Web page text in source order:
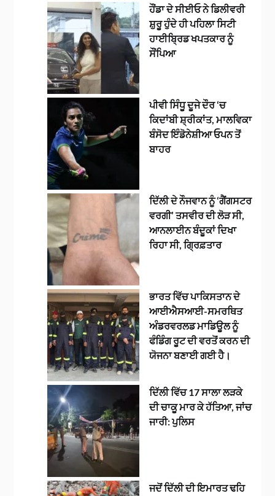
ਹੌਂਡਾ ਦੇ ਸੀਈਓ ਨੇ ਡਿਲੀਵਰੀ
ਸ਼ੁਰੂ ਹੁੰਦੇ ਹੀ ਪਹਿਲਾ ਸਿਟੀ
ਹਾਈਬ੍ਰਿਡ ਖਪਤਕਾਰ ਨੂੰ
ਸੌਂਪਿਆ
ਪੀਵੀ ਸਿੰਧੂ ਦੂਜੇ ਦੌਰ ‘ਚ
ਕਿਦਾਂਬੀ ਸ਼੍ਰੀਕਾਂਤ, ਮਾਲਵਿਕਾ
ਬੰਸੋਦ ਇੰਡੋਨੇਸ਼ੀਆ ਓਪਨ ਤੋਂ
ਬਾਹਰ
ਦਿੱਲੀ ਦੇ ਨੌਜਵਾਨ ਨੂੰ ‘ਗੈਂਗਸਟਰ
ਵਰਗੀ’ ਤਸਵੀਰ ਦੀ ਲੋੜ ਸੀ,
ਆਨਲਾਈਨ ਬੰਦੂਕਾਂ ਦਿਖਾ
ਰਿਹਾ ਸੀ, ਗ੍ਰਿਫ਼ਤਾਰ
ਭਾਰਤ ਵਿੱਚ ਪਾਕਿਸਤਾਨ ਦੇ
ਆਈਐਸਆਈ-ਸਮਰਥਿਤ
ਅੰਡਰਵਰਲਡ ਮਾਡਿਊਲ ਨੂੰ
ਫੰਡਿੰਗ ਰੂਟ ਦੀ ਵਰਤੋਂ ਕਰਨ ਦੀ
ਯੋਜਨਾ ਬਣਾਈ ਗਈ ਹੈ।
ਦਿੱਲੀ ਵਿੱਚ 17 ਸਾਲਾ ਲੜਕੇ
ਦੀ ਚਾਕੂ ਮਾਰ ਕੇ ਹੱਤਿਆ, ਜਾਂਚ
ਜਾਰੀ: ਪੁਲਿਸ
ਜਦੋਂ ਦਿੱਲੀ ਦੀ ਇਮਾਰਤ ਢਹਿ